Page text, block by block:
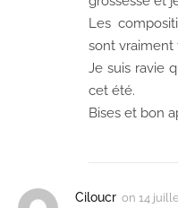
Les
sont vraiment
Je suis ravie
cet été.
Bises et bon
Ciloucr on 14